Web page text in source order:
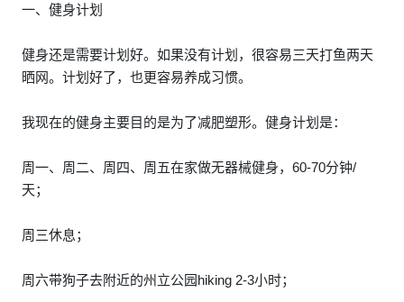
一、健身计划
健身还是需要计划好。如果没有计划，很容易三天打鱼两天
晒网。计划好了，也更容易养成习惯。
我现在的健身主要目的是为了减肥塑形。健身计划是：
周一、周二、周四、周五在家做无器械健身，60-70分钟/
天；
周三休息；
周六带狗子去附近的州立公园hiking 2-3小时；